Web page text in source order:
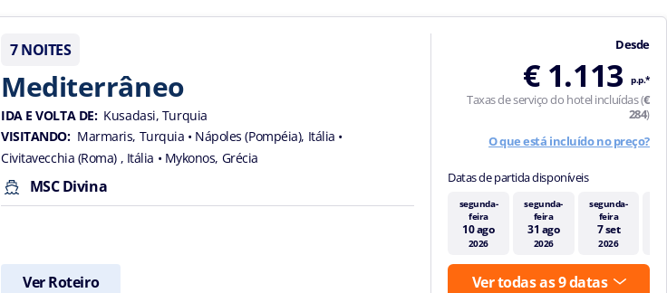
7 NOITES
Mediterrâneo
IDA E VOLTA DE: Kusadasi, Turquia
VISITANDO: Marmaris, Turquia • Nápoles (Pompéia), Itália •
Civitavecchia (Roma) , Itália • Mykonos, Grécia
MSC Divina
Ver Roteiro
Desde
€ 1.113 p.p.*
Taxas de serviço do hotel incluídas (€
284)
O que está incluído no preço?
Datas de partida disponíveis
segunda-
feira
10 ago
2026
segunda-
feira
31 ago
2026
segunda-
feira
7 set
2026
Ver todas as 9 datas